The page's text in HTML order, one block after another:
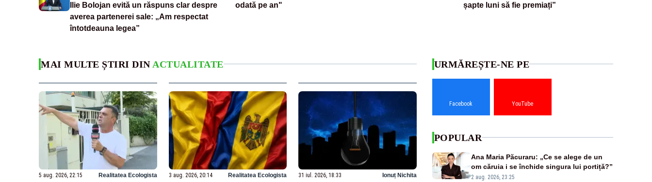
Ilie Bolojan evită un răspuns clar despre
averea partenerei sale: „Am respectat
întotdeauna legea”
odată pe an"
șapte luni să fie premiați”
MAI MULTE ȘTIRI DIN ACTUALITATE
5 aug. 2026, 22:15 Realitatea Ecologista 3 aug. 2026, 20:14 Realitatea Ecologista 31 iul. 2026, 18:33 Ionuț Nichita
URMĂREȘTE-NE PE
Facebook YouTube
POPULAR
Ana Maria Păcuraru: „Ce se alege de un
om căruia i se închide singura lui portiță?”
2 aug. 2026, 23:25